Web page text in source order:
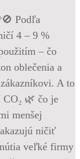
Podľa
4 – 9 %
– čo
oblečenia a
A to
🌿 čo je
menšej
ničiť
veľké firmy